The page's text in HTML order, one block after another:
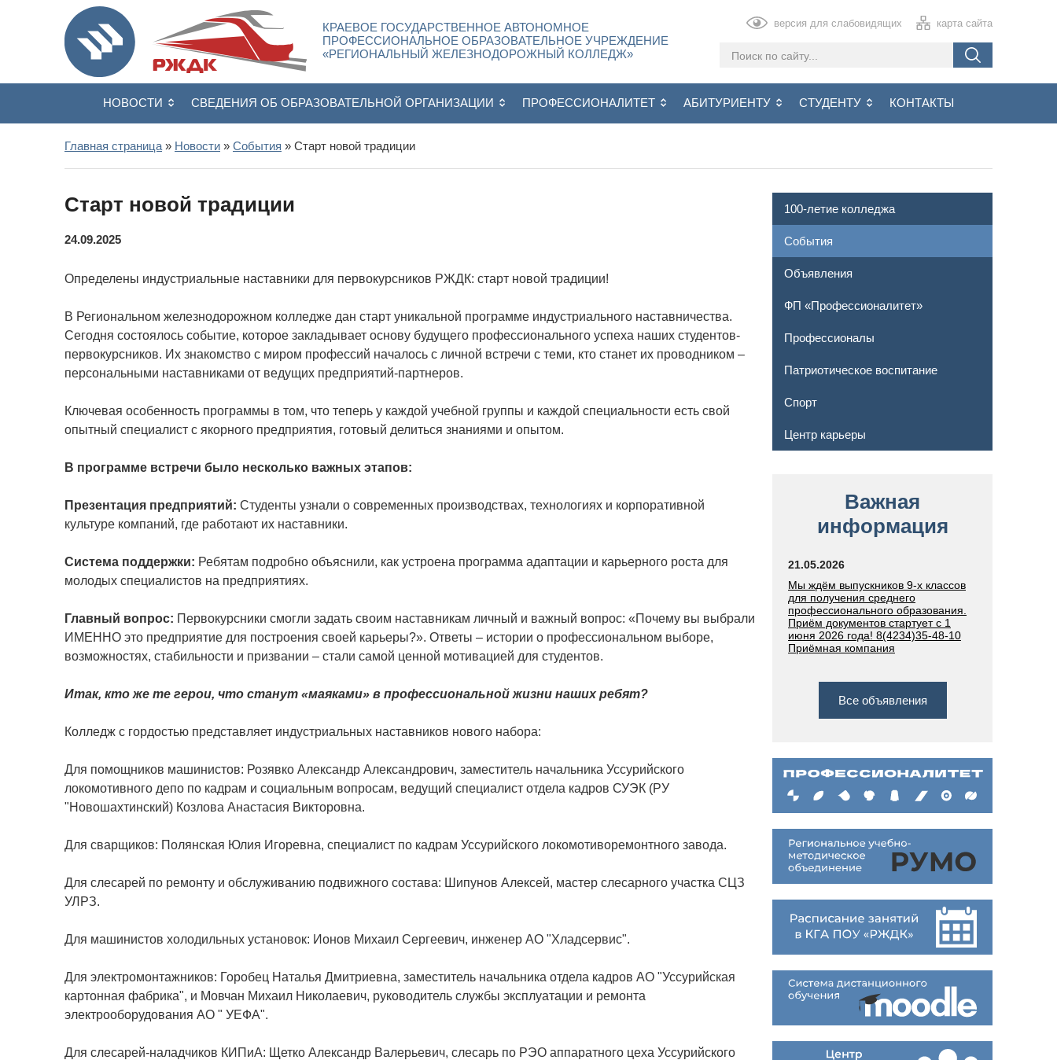
КРАЕВОЕ ГОСУДАРСТВЕННОЕ АВТОНОМНОЕ
ПРОФЕССИОНАЛЬНОЕ ОБРАЗОВАТЕЛЬНОЕ УЧРЕЖДЕНИЕ
«РЕГИОНАЛЬНЫЙ ЖЕЛЕЗНОДОРОЖНЫЙ КОЛЛЕДЖ»
карта сайта
версия для слабовидящих
НОВОСТИ СВЕДЕНИЯ ОБ ОБРАЗОВАТЕЛЬНОЙ ОРГАНИЗАЦИИ ПРОФЕССИОНАЛИТЕТ АБИТУРИЕНТУ СТУДЕНТУ КОНТАКТЫ
Главная страница » Новости » События » Старт новой традиции
Старт новой традиции
24.09.2025
Определены индустриальные наставники для первокурсников РЖДК: старт новой традиции!
В Региональном железнодорожном колледже дан старт уникальной программе индустриального наставничества.
Сегодня состоялось событие, которое закладывает основу будущего профессионального успеха наших студентов-
первокурсников. Их знакомство с миром профессий началось с личной встречи с теми, кто станет их проводником –
персональными наставниками от ведущих предприятий-партнеров.
Ключевая особенность программы в том, что теперь у каждой учебной группы и каждой специальности есть свой
опытный специалист с якорного предприятия, готовый делиться знаниями и опытом.
В программе встречи было несколько важных этапов:
Презентация предприятий: Студенты узнали о современных производствах, технологиях и корпоративной
культуре компаний, где работают их наставники.
Система поддержки: Ребятам подробно объяснили, как устроена программа адаптации и карьерного роста для
молодых специалистов на предприятиях.
Главный вопрос: Первокурсники смогли задать своим наставникам личный и важный вопрос: «Почему вы выбрали
ИМЕННО это предприятие для построения своей карьеры?». Ответы – истории о профессиональном выборе,
возможностях, стабильности и призвании – стали самой ценной мотивацией для студентов.
Итак, кто же те герои, что станут «маяками» в профессиональной жизни наших ребят?
Колледж с гордостью представляет индустриальных наставников нового набора:
Для помощников машинистов: Розявко Александр Александрович, заместитель начальника Уссурийского
локомотивного депо по кадрам и социальным вопросам, ведущий специалист отдела кадров СУЭК (РУ
"Новошахтинский) Козлова Анастасия Викторовна.
Для сварщиков: Полянская Юлия Игоревна, специалист по кадрам Уссурийского локомотиворемонтного завода.
Для слесарей по ремонту и обслуживанию подвижного состава: Шипунов Алексей, мастер слесарного участка СЦЗ
УЛРЗ.
Для машинистов холодильных установок: Ионов Михаил Сергеевич, инженер АО "Хладсервис".
Для электромонтажников: Горобец Наталья Дмитриевна, заместитель начальника отдела кадров АО "Уссурийская
картонная фабрика", и Мовчан Михаил Николаевич, руководитель службы эксплуатации и ремонта
электрооборудования АО " УЕФА".
Для слесарей-наладчиков КИПиА: Щетко Александр Валерьевич, слесарь по РЭО аппаратного цеха Уссурийского
100-летие колледжа
События
Объявления
ФП «Профессионалитет»
Профессионалы
Патриотическое воспитание
Спорт
Центр карьеры
Важная
информация
21.05.2026
Мы ждём выпускников 9-х классов
для получения среднего
профессионального образования.
Приём документов стартует с 1
июня 2026 года! 8(4234)35-48-10
Приёмная компания
Все объявления